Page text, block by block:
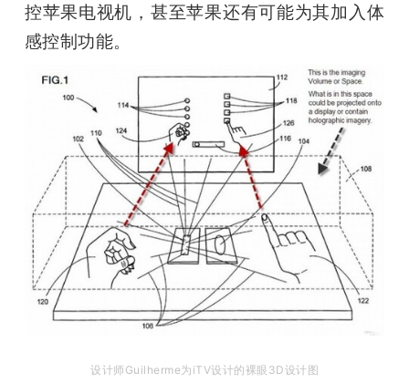
控苹果电视机，甚至苹果还有可能为其加入体
感控制功能。
设计师Guilherme为iTV设计的裸眼3D设计图